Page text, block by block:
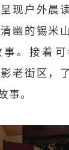
现户外晨
幽的锡米
。接着
老街区，
事。